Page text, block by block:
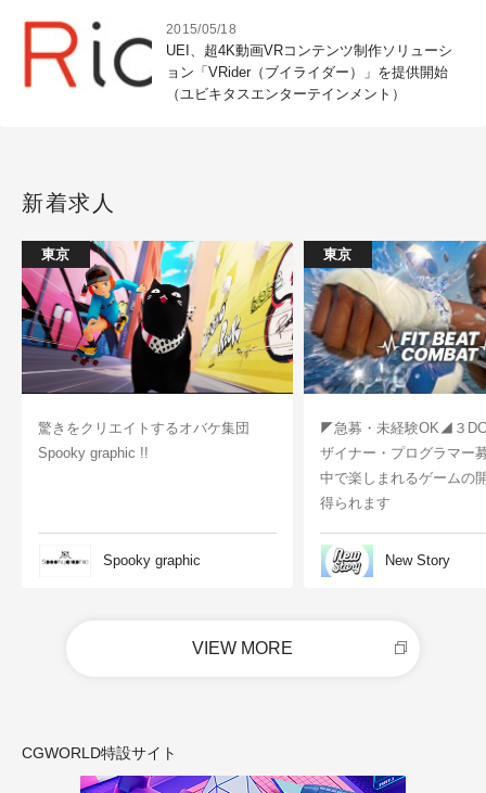
2015/05/18
UEI、超4K動画VRコンテンツ制作ソリューシ
ョン「VRider（ブイライダー）」を提供開始
（ユビキタスエンターテインメント）
新着求人
東京
驚きをクリエイトするオバケ集団
Spooky graphic !!
Spooky graphic
東京
◤急募・未経験OK◢３
ザイナー・プログラマー
中で楽しまれるゲームの
得られます
New Story
VIEW MORE
CGWORLD特設サイト